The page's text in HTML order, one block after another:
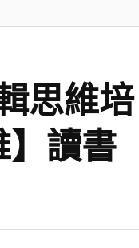
思維培
讀書